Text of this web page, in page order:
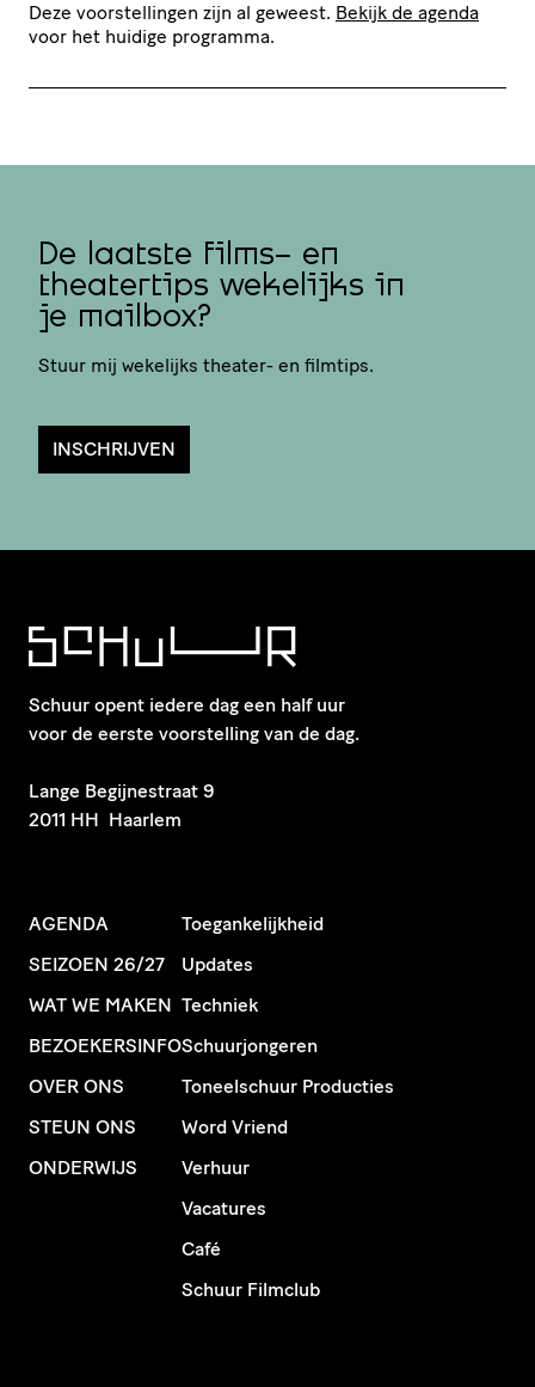
Deze voorstellingen zijn al geweest. Bekijk de agenda
voor het huidige programma.
De laatste films- en
theatertips wekelijks in
je mailbox?
Stuur mij wekelijks theater- en filmtips.
INSCHRIJVEN
Schuur opent iedere dag een half uur
voor de eerste voorstelling van de dag.
​Lange Begijnestraat 9
2011 HH Haarlem
AGENDA
SEIZOEN 26/27
WAT WE MAKEN
BEZOEKERSINFO
OVER ONS
STEUN ONS
ONDERWIJS
Toegankelijkheid
Updates
Techniek
Schuurjongeren
Toneelschuur Producties
Word Vriend
Verhuur
Vacatures
Café
Schuur Filmclub